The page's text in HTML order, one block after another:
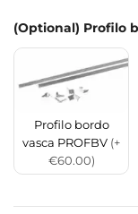
(Optional) Profilo
Profilo bordo
vasca PROFBV (+
€60.00)